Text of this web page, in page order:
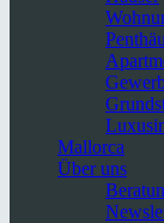
Mallorca
Über uns